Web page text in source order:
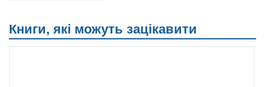
Книги, які можуть зацікавити